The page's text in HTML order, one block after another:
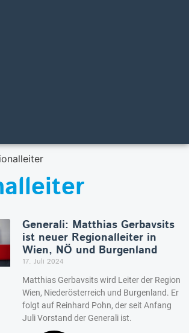
Generali: Matthias Gerbavsits
ist neuer Regionalleiter in
Wien, NÖ und Burgenland
17. Juli 2024
Matthias Gerbavsits wird Leiter der Region
Wien, Niederösterreich und Burgenland. Er
folgt auf Reinhard Pohn, der seit Anfang
Juli Vorstand der Generali ist.